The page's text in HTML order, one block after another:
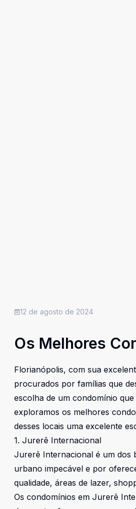
12 de agosto de 2024
Os Melhores
Florianópolis, com sua
procurados por famílias que
escolha de um condomínio
exploramos os melhores
desses locais uma excelente
1. Jurerê Internacional
Jurerê Internacional é um dos
urbano impecável e por
qualidade, áreas de lazer,
Os condomínios em Jurerê